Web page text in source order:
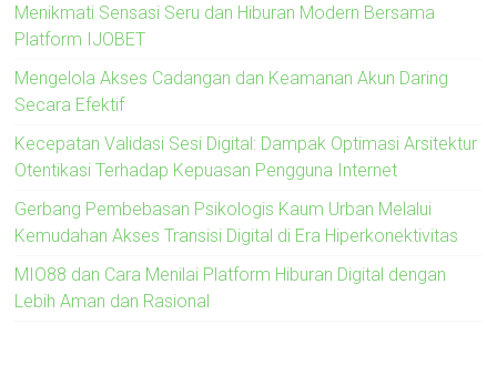
Menikmati Sensasi Seru dan Hiburan Modern Bersama
Platform IJOBET
Mengelola Akses Cadangan dan Keamanan Akun Daring
Secara Efektif
Kecepatan Validasi Sesi Digital: Dampak Optimasi Arsitektur
Otentikasi Terhadap Kepuasan Pengguna Internet
Gerbang Pembebasan Psikologis Kaum Urban Melalui
Kemudahan Akses Transisi Digital di Era Hiperkonektivitas
MIO88 dan Cara Menilai Platform Hiburan Digital dengan
Lebih Aman dan Rasional